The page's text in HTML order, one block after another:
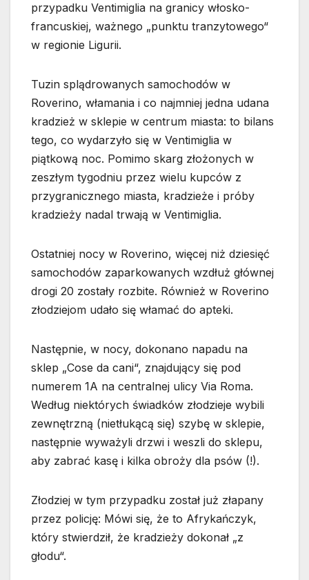
przypadku Ventimiglia na granicy włosko-
francuskiej, ważnego „punktu tranzytowego“
w regionie Ligurii.
Tuzin splądrowanych samochodów w
Roverino, włamania i co najmniej jedna udana
kradzież w sklepie w centrum miasta: to bilans
tego, co wydarzyło się w Ventimiglia w
piątkową noc. Pomimo skarg złożonych w
zeszłym tygodniu przez wielu kupców z
przygranicznego miasta, kradzieże i próby
kradzieży nadal trwają w Ventimiglia.
Ostatniej nocy w Roverino, więcej niż dziesięć
samochodów zaparkowanych wzdłuż głównej
drogi 20 zostały rozbite. Również w Roverino
złodziejom udało się włamać do apteki.
Następnie, w nocy, dokonano napadu na
sklep „Cose da cani“, znajdujący się pod
numerem 1A na centralnej ulicy Via Roma.
Według niektórych świadków złodzieje wybili
zewnętrzną (nietłukącą się) szybę w sklepie,
następnie wyważyli drzwi i weszli do sklepu,
aby zabrać kasę i kilka obroży dla psów (!).
Złodziej w tym przypadku został już złapany
przez policję: Mówi się, że to Afrykańczyk,
który stwierdził, że kradzieży dokonał „z
głodu“.